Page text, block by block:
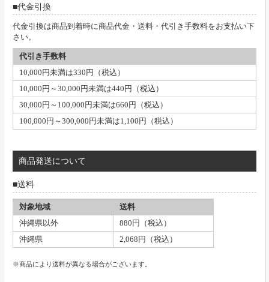
代金引換
代金引換は商品到着時に商品代金・送料・代引き手数料をお支払い下
さい。
代引き手数料
10,000円未満は330円（税込）
10,000円～30,000円未満は440円（税込）
30,000円～100,000円未満は660円（税込）
100,000円～300,000円未満は1,100円（税込）
商品発送について
送料
対象地域
送料
沖縄県以外
880円（税込）
沖縄県
2,068円（税込）
※商品により送料が異なる場合がございます。